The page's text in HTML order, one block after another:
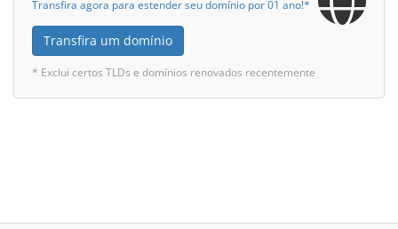
Transfira agora para estender seu domínio por 01 ano!*
Transfira um domínio
* Exclui certos TLDs e domínios renovados recentemente